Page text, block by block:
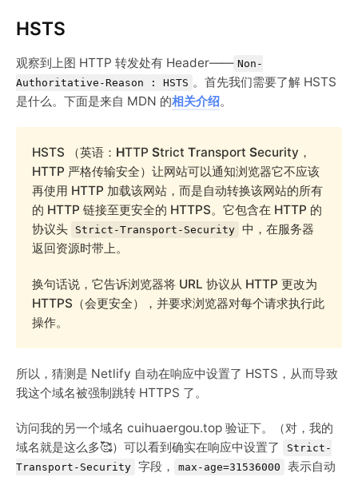
HSTS
观察到上图 HTTP 转发处有 Header—— Non-
Authoritative-Reason : HSTS 。首先我们需要了解 HSTS
是什么。下面是来自 MDN 的相关介绍。
HSTS （英语： HTTPStrictTransportSecurity，
HTTP 严格传输安全）让网站可以通知浏览器它不应该
再使用 HTTP 加载该网站，而是自动转换该网站的所有
的 HTTP 链接至更安全的 HTTPS。它包含在 HTTP 的
协议头
Strict-Transport-Security 中，在服务器
返回资源时带上。
换句话说，它告诉浏览器将 URL 协议从 HTTP 更改为
HTTPS（会更安全），并要求浏览器对每个请求执行此
操作。
所以，猜测是 Netlify 自动在响应中设置了 HSTS，从而导致
我这个域名被强制跳转 HTTPS 了。
访问我的另一个域名 cuihuaergou.top 验证下。（对，我的
域名就是这么多🥰）可以看到确实在响应中设置了
Strict-
Transport-Security 字段， max-age=31536000 表示自动